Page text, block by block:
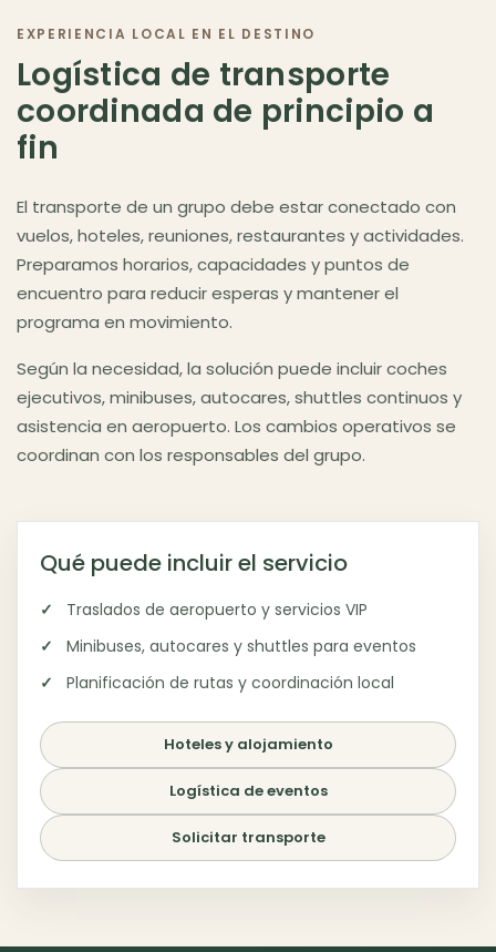
EXPERIENCIA LOCAL EN EL DESTINO
Logística de transporte
coordinada de principio a
fin
El transporte de un grupo debe estar conectado con
vuelos, hoteles, reuniones, restaurantes y actividades.
Preparamos horarios, capacidades y puntos de
encuentro para reducir esperas y mantener el
programa en movimiento.
Según la necesidad, la solución puede incluir coches
ejecutivos, minibuses, autocares, shuttles continuos y
asistencia en aeropuerto. Los cambios operativos se
coordinan con los responsables del grupo.
Qué puede incluir el servicio
Traslados de aeropuerto y servicios VIP
Minibuses, autocares y shuttles para eventos
Planificación de rutas y coordinación local
Hoteles y alojamiento
Logística de eventos
Solicitar transporte